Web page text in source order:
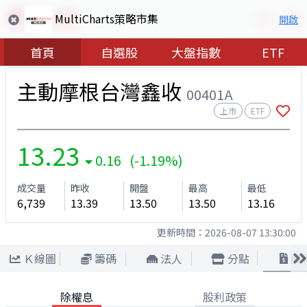
MultiCharts策略市集 開啟
首頁 自選股 大盤指數 ETF
主動摩根台灣鑫收 00401A
上市 ETF
13.23 0.16 (-1.19%)
成交量
6,739
昨收
13.39
開盤
13.50
最高
13.50
最低
13.16
更新時間： 2026-08-07 13:30:00
Ｋ線圖 籌碼 法人 分點 股
除權息 股利政策